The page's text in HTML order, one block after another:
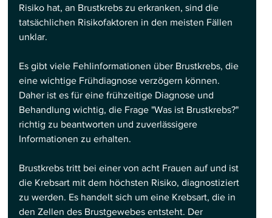
Risiko hat, an Brustkrebs zu erkranken, sind die
tatsächlichen Risikofaktoren in den meisten Fällen
unklar.
Es gibt viele Fehlinformationen über Brustkrebs, die
eine wichtige Frühdiagnose verzögern können.
Daher ist es für eine frühzeitige Diagnose und
Behandlung wichtig, die Frage "Was ist Brustkrebs?"
richtig zu beantworten und zuverlässigere
Informationen zu erhalten.
Brustkrebs tritt bei einer von acht Frauen auf und ist
die Krebsart mit dem höchsten Risiko, diagnostiziert
zu werden. Es handelt sich um eine Krebsart, die in
den Zellen des Brustgewebes entsteht. Der